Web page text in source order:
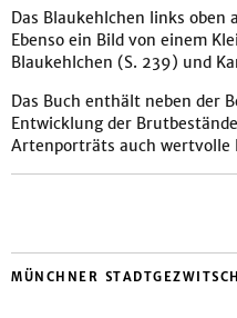
Das Blaukehlchen links oben
Ebenso ein Bild von einem
Blaukehlchen (S. 239) und
Das Buch enthält neben der
Entwicklung der
Artenporträts auch wertvolle
MÜNCHNER